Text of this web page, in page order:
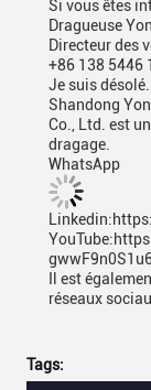
Si vous êtes
Dragueuse
Directeur des
+86 138 5446
Je suis désolé.
Shandong
Co., Ltd. est
dragage.
WhatsApp
Il est
réseaux
Tags: